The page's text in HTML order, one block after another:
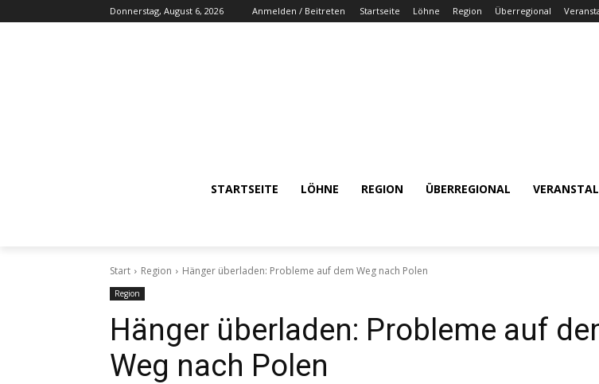
Donnerstag, August 6, 2026 Anmelden / Beitreten Startseite Löhne Region Überregional
STARTSEITE LÖHNE REGION ÜBERREGIONAL
Start Region Hänger überladen: Probleme auf dem Weg nach Polen
Region
Hänger überladen: Probleme auf
Weg nach Polen